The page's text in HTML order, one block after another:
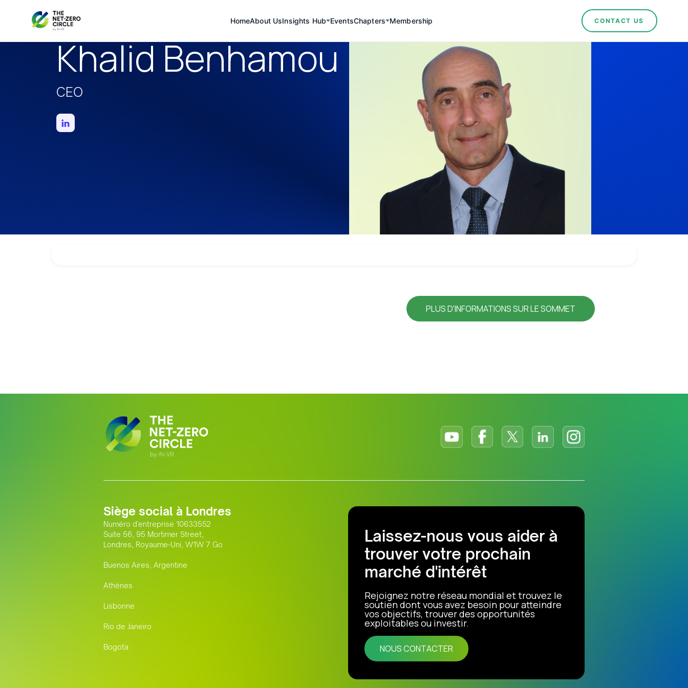
HomeAbout UsInsights Hub EventsChapters Membership CONTACT US
Khalid Benhamou
CEO
PLUS D'INFORMATIONS SUR LE SOMMET
Siège social à Londres
Numéro d'entreprise 10633552
Suite 56, 95 Mortimer Street,
Londres, Royaume-Uni, W1W 7 Go
Buenos Aires, Argentine
Athènes
Lisbonne
Rio de Janeiro
Bogota
Laissez-nous vous aider à
trouver votre prochain
marché d'intérêt
Rejoignez notre réseau mondial et trouvez le
soutien dont vous avez besoin pour atteindre
vos objectifs, trouver des opportunités
exploitables ou investir.
NOUS CONTACTER